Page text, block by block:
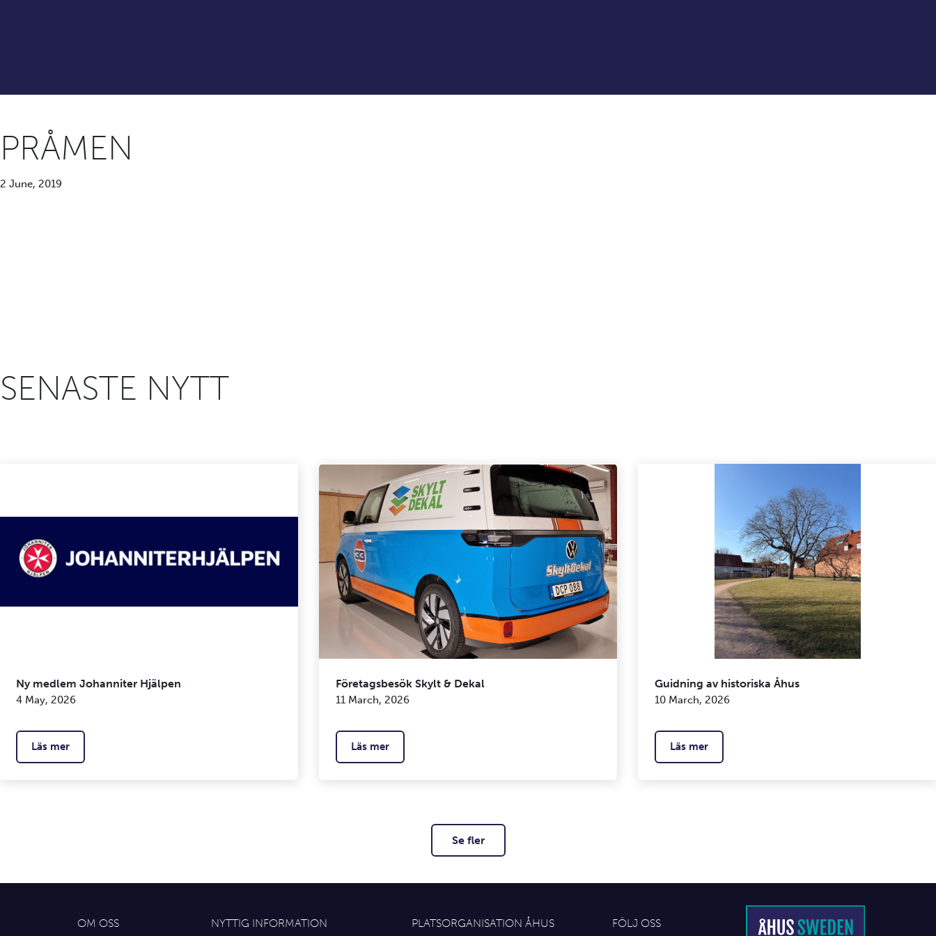
PRÅMEN
2 June, 2019
SENASTE NYTT
Ny medlem Johanniter Hjälpen
4 May, 2026
Läs mer
Företagsbesök Skylt & Dekal
11 March, 2026
Läs mer
Guidning av historiska Åhus
10 March, 2026
Läs mer
Se fler
OM OSS NYTTIG INFORMATION PLATSORGANISATION ÅHUS FÖLJ OSS